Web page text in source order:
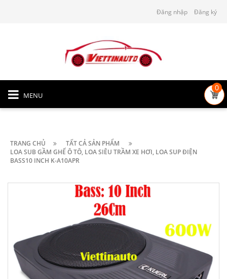
Đăng nhập Đăng ký
MENU
0
TRANG CHỦ
TẤT CẢ SẢN PHẨM
LOA SUB GẦM GHẾ Ô TÔ, LOA SIÊU TRẦM XE HƠI, LOA SUP ĐIỆN
BASS10 INCH K-A10APR